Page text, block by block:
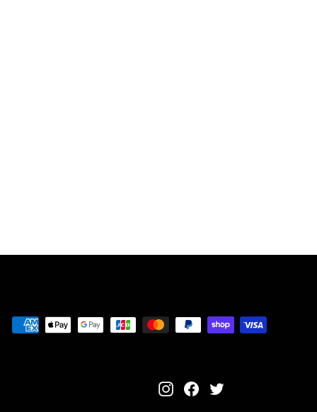
Instagram
Facebook
Twitter